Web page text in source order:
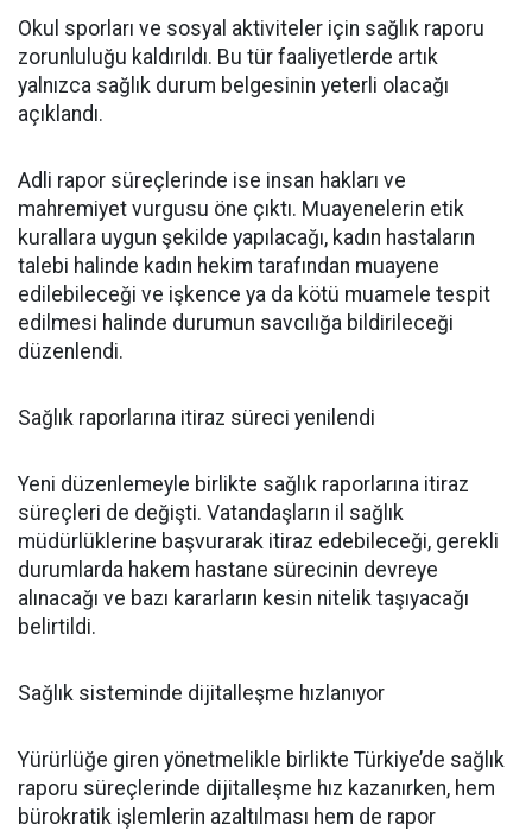
Okul sporları ve sosyal aktiviteler için sağlık raporu
zorunluluğu kaldırıldı. Bu tür faaliyetlerde artık
yalnızca sağlık durum belgesinin yeterli olacağı
açıklandı.
Adli rapor süreçlerinde ise insan hakları ve
mahremiyet vurgusu öne çıktı. Muayenelerin etik
kurallara uygun şekilde yapılacağı, kadın hastaların
talebi halinde kadın hekim tarafından muayene
edilebileceği ve işkence ya da kötü muamele tespit
edilmesi halinde durumun savcılığa bildirileceği
düzenlendi.
Sağlık raporlarına itiraz süreci yenilendi
Yeni düzenlemeyle birlikte sağlık raporlarına itiraz
süreçleri de değişti. Vatandaşların il sağlık
müdürlüklerine başvurarak itiraz edebileceği, gerekli
durumlarda hakem hastane sürecinin devreye
alınacağı ve bazı kararların kesin nitelik taşıyacağı
belirtildi.
Sağlık sisteminde dijitalleşme hızlanıyor
Yürürlüğe giren yönetmelikle birlikte Türkiye’de sağlık
raporu süreçlerinde dijitalleşme hız kazanırken, hem
bürokratik işlemlerin azaltılması hem de rapor